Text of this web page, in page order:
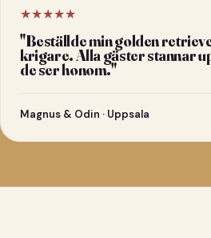
★★★★★
"Beställde min golden
krigare. Alla gäster stannar
de ser honom."
Magnus & Odin · Uppsala